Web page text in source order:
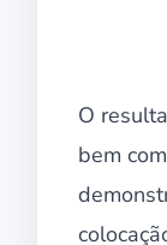
O
bem